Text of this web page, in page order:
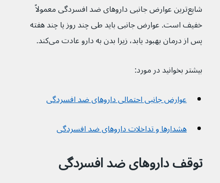
شایع‌ترین عوارض جانبی داروهای ضد افسردگی معمولاً
خفیف است. عوارض جانبی باید طی چند روز یا چند هفته
پس از درمان بهبود یابد، زیرا بدن به دارو عادت می‌کند.
بیشتر بخوانید در مورد:
عوارض جانبی احتمالی داروهای ضد افسردگی
هشدارها و تداخلات داروهای ضد افسردگی
توقف داروهای ضد‌ افسردگی